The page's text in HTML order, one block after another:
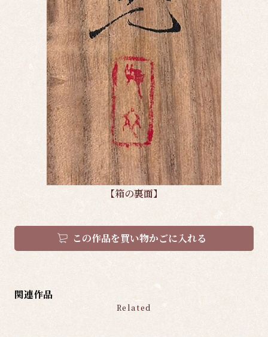
【箱の裏面】
この作品を買い物かごに入れる
関連作品
Related